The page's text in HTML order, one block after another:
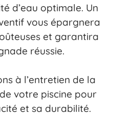
d’eau optimale. Un
vous épargnera
et garantira
réussie.
à l’entretien de la
votre piscine pour
et sa durabilité.